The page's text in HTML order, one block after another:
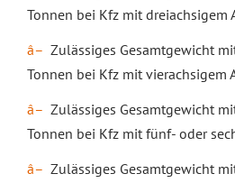
Tonnen bei Kfz mit dreiachsigem
Zulässiges Gesamtgewicht
Tonnen bei Kfz mit vierachsigem
Zulässiges Gesamtgewicht
Tonnen bei Kfz mit fünf- oder
Zulässiges Gesamtgewicht